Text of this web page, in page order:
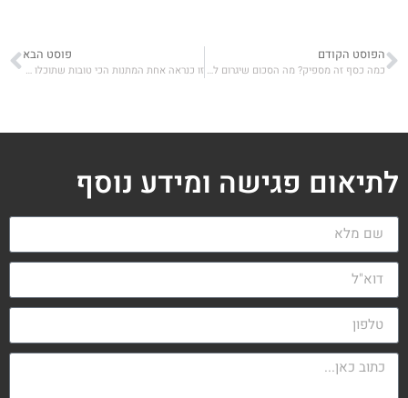
הפוסט הקודם
כמה כסף זה מספיק? מה הסכום שיגרום לכם להפסיק לעבוד?
פוסט הבא
זו כנראה אחת המתנות הכי טובות שתוכלו להעניק לילדיכם לשנה החדשה
לתיאום פגישה ומידע נוסף